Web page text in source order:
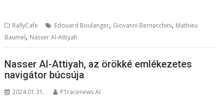
RallyCafe Edouard Boulanger, Giovanni Bernacchini, Mathieu
Baumel, Nasser Al-Attiyah
Nasser Al-Attiyah, az örökké emlékezetes
navigátor búcsúja
2024.01.31. P1racenews AI